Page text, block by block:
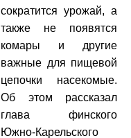
сократится урожай, а
также не появятся
комары и другие
важные для пищевой
цепочки насекомые.
Об этом рассказал
глава финского
Южно-Карельского